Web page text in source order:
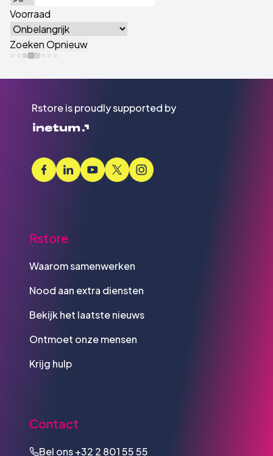
Voorraad
Rstore is proudly supported by
Rstore
Waarom samenwerken
Nood aan extra diensten
Bekijk het laatste nieuws
Ontmoet onze mensen
Krijg hulp
Contact
Bel ons+32 2 801 55 55